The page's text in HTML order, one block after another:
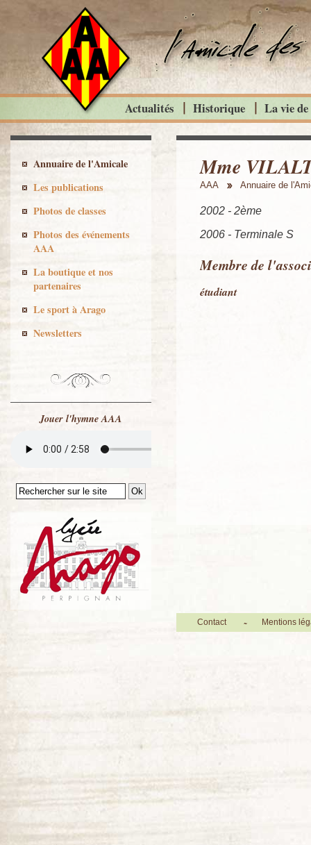
Mme
AAA Annuaire de
2002 - 2ème
2006 - Terminale S
Membre de
étudiant
Actualités Historique La vie
Annuaire de l'Amicale
Les publications
Photos de classes
Photos des événements
AAA
La boutique et nos
partenaires
Le sport à Arago
Newsletters
Jouer l'hymne AAA
Contact Mentions